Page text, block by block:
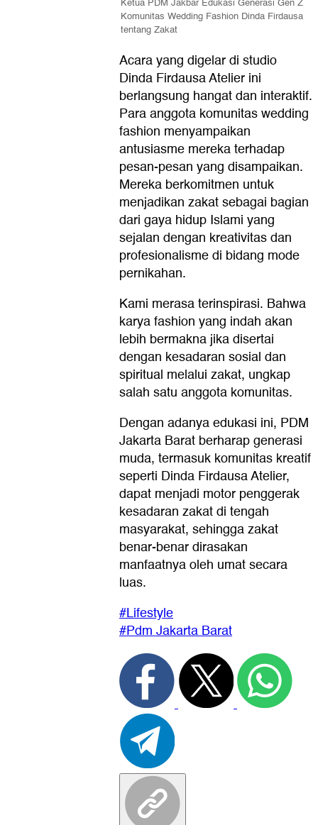
Komunitas Wedding Fashion Dinda Firdausa
tentang Zakat
Acara yang digelar di studio
Dinda Firdausa Atelier ini
berlangsung hangat dan interaktif.
Para anggota komunitas wedding
fashion menyampaikan
antusiasme mereka terhadap
pesan-pesan yang disampaikan.
Mereka berkomitmen untuk
menjadikan zakat sebagai bagian
dari gaya hidup Islami yang
sejalan dengan kreativitas dan
profesionalisme di bidang mode
pernikahan.
Kami merasa terinspirasi. Bahwa
karya fashion yang indah akan
lebih bermakna jika disertai
dengan kesadaran sosial dan
spiritual melalui zakat, ungkap
salah satu anggota komunitas.
Dengan adanya edukasi ini, PDM
Jakarta Barat berharap generasi
muda, termasuk komunitas kreatif
seperti Dinda Firdausa Atelier,
dapat menjadi motor penggerak
kesadaran zakat di tengah
masyarakat, sehingga zakat
benar-benar dirasakan
manfaatnya oleh umat secara
luas.
#Lifestyle
#Pdm Jakarta Barat